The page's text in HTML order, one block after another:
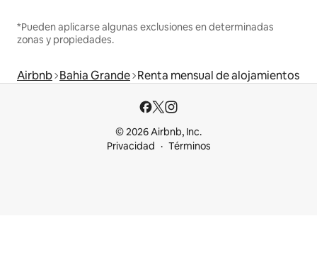
*Pueden aplicarse algunas exclusiones en determinadas
zonas y propiedades.
Airbnb Bahia Grande Renta mensual de alojamientos
© 2026 Airbnb, Inc.
Privacidad
Términos